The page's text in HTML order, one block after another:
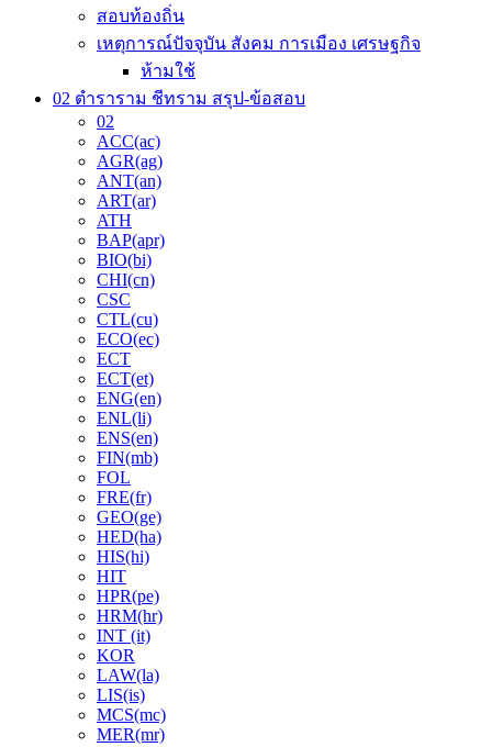
สอบท้องถิ่น
เหตุการณ์ปัจจุบัน สังคม การเมือง เศรษฐกิจ
ห้ามใช้
02 ตำราราม ชีทราม สรุป-ข้อสอบ
02
ACC(ac)
AGR(ag)
ANT(an)
ART(ar)
ATH
BAP(apr)
BIO(bi)
CHI(cn)
CSC
CTL(cu)
ECO(ec)
ECT
ECT(et)
ENG(en)
ENL(li)
ENS(en)
FIN(mb)
FOL
FRE(fr)
GEO(ge)
HED(ha)
HIS(hi)
HIT
HPR(pe)
HRM(hr)
INT (it)
KOR
LAW(la)
LIS(is)
MCS(mc)
MER(mr)